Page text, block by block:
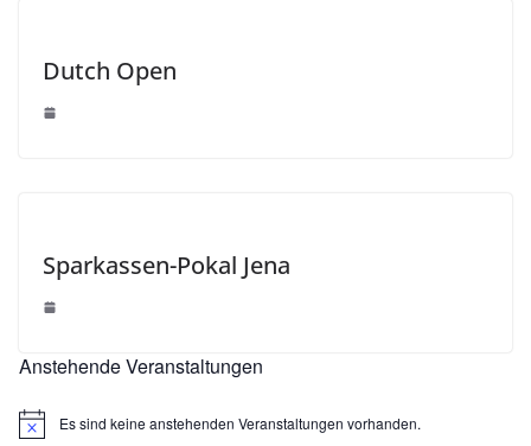
Dutch Open
Sparkassen-Pokal Jena
Anstehende Veranstaltungen
H
Es sind keine anstehenden Veranstaltungen vorhanden.